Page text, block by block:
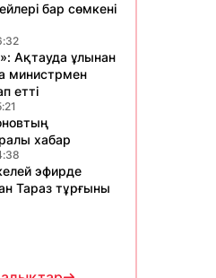
бар сөмкені
Ақтауда ұлынан
министрмен
етті
хабар
эфирде
Тараз тұрғыны